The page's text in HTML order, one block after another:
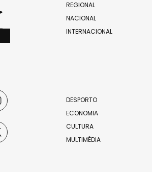
REGIONAL
NACIONAL
INTERNACIONAL
DESPORTO
ECONOMIA
CULTURA
MULTIMÉDIA